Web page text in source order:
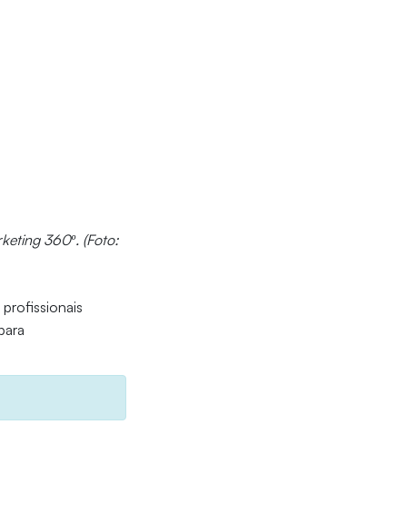
360º. (Foto: